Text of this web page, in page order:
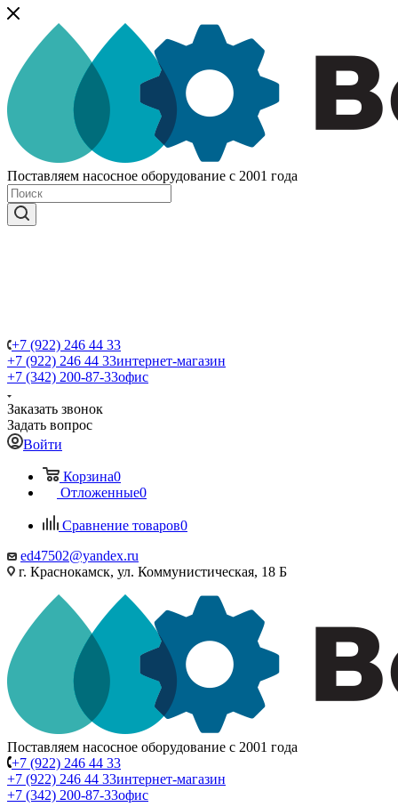
Поставляем насосное оборудование с 2001 года
+7 (922) 246 44 33
+7 (922) 246 44 33интернет-магазин
+7 (342) 200-87-33офис
Заказать звонок
Задать вопрос
Войти
Корзина0
Отложенные0
Сравнение товаров0
ed47502@yandex.ru
г. Краснокамск, ул. Коммунистическая, 18 Б
Поставляем насосное оборудование с 2001 года
+7 (922) 246 44 33
+7 (922) 246 44 33интернет-магазин
+7 (342) 200-87-33офис